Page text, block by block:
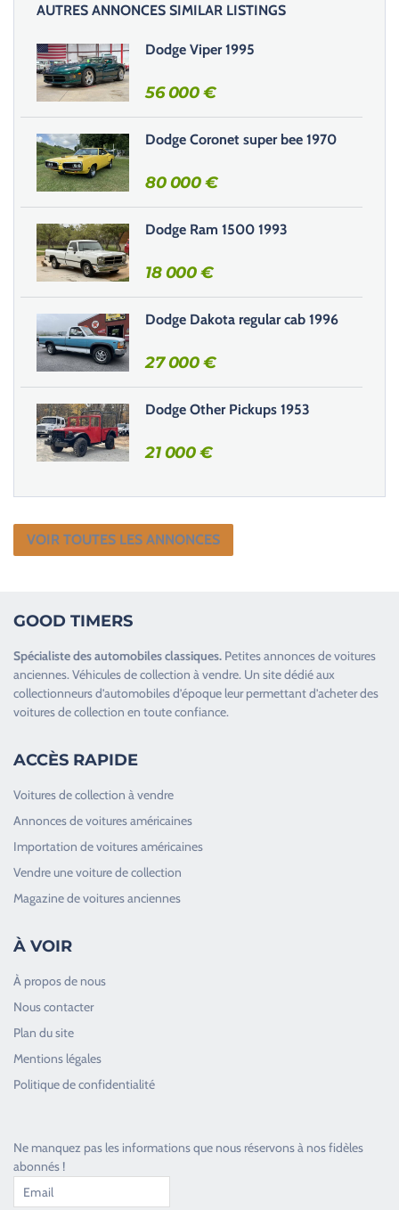
s
e
r
c
e
c
h
a
m
p
v
i
d
e
.
AUTRES ANNONCES SIMILAR LISTINGS
Dodge Viper 1995
56 000€
Dodge Coronet super bee 1970
80 000€
Dodge Ram 1500 1993
18 000€
Dodge Dakota regular cab 1996
27 000€
Dodge Other Pickups 1953
21 000€
VOIR TOUTES LES ANNONCES
GOOD TIMERS
Spécialiste desautomobiles classiques. Petites annonces devoitures
anciennes.Véhicules de collection à vendre. Un site dédié aux
collectionneurs d’automobiles d’époque leur permettant d’acheter des
voitures de collection en toute confiance.
ACCÈS RAPIDE
Voitures de collection à vendre
Annonces de voitures américaines
Importation de voitures américaines
Vendre une voiture de collection
Magazine de voitures anciennes
À VOIR
À propos de nous
Nous contacter
Plan du site
Mentions légales
Politique de confidentialité
Ne manquez pas les informations que nous réservons à nos fidèles
abonnés !
Toujours heureux d'aider les passionnés